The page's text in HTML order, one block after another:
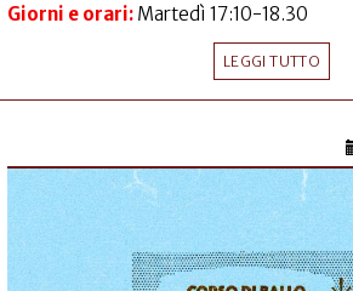
Giorni e orari: Martedì 17:10-18.30
LEGGI TUTTO